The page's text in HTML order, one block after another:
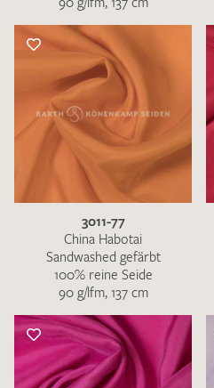
3011-77
China Habotai
Sandwashed gefärbt
100% reine Seide
90 g/lfm, 137 cm